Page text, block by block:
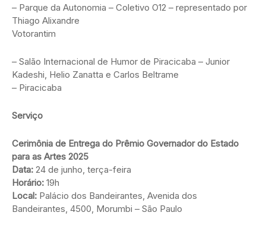
– Parque da Autonomia – Coletivo O12 – representado por
Thiago Alixandre
Votorantim
– Salão Internacional de Humor de Piracicaba – Junior
Kadeshi, Helio Zanatta e Carlos Beltrame
– Piracicaba
Serviço
Cerimônia de Entrega do Prêmio Governador do Estado
para as Artes 2025
Data: 24 de junho, terça-feira
Horário: 19h
Local: Palácio dos Bandeirantes, Avenida dos
Bandeirantes, 4500, Morumbi – São Paulo